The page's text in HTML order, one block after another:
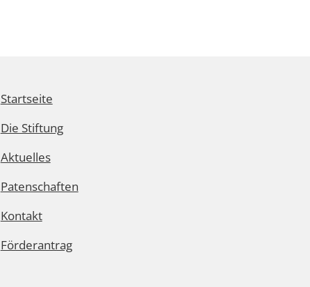
Startseite
Die Stiftung
Aktuelles
Patenschaften
Kontakt
Förderantrag